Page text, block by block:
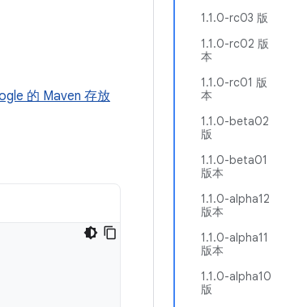
1.1.0-rc03 版
1.1.0-rc02 版
本
1.1.0-rc01 版
本
1.1.0-beta02
版
1.1.0-beta01
版本
1.1.0-alpha12
版本
1.1.0-alpha11
版本
1.1.0-alpha10
版
的 Maven 存放